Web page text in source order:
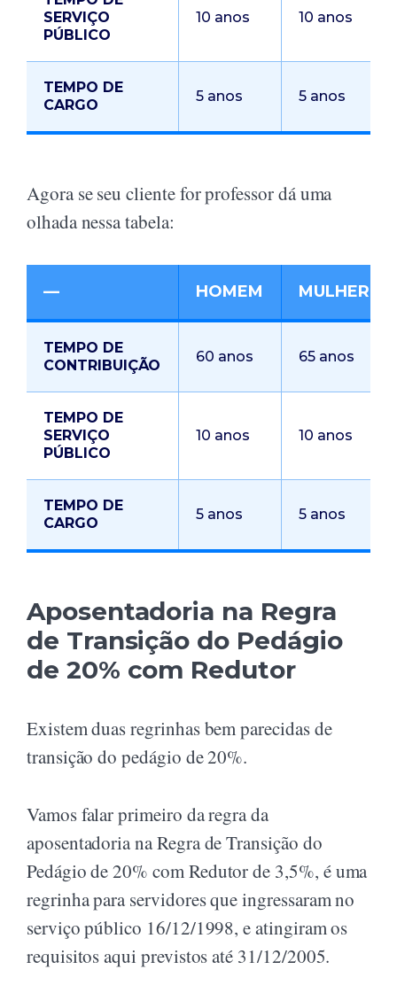
SERVIÇO
PÚBLICO
10 anos 10 anos
TEMPO DE
CARGO
5 anos 5 anos
Agora se seu cliente for professor dá uma
olhada nessa tabela:
— HOMEM MULHER
TEMPO DE
CONTRIBUIÇÃO
60 anos 65 anos
TEMPO DE
SERVIÇO
PÚBLICO
10 anos 10 anos
TEMPO DE
CARGO
5 anos 5 anos
Aposentadoria na Regra
de Transição do Pedágio
de 20% com Redutor
Existem duas regrinhas bem parecidas de
transição do pedágio de 20%.
Vamos falar primeiro da regra da
aposentadoria na Regra de Transição do
Pedágio de 20% com Redutor de 3,5%, é uma
regrinha para servidores que ingressaram no
serviço público 16/12/1998, e atingiram os
requisitos aqui previstos até 31/12/2005.